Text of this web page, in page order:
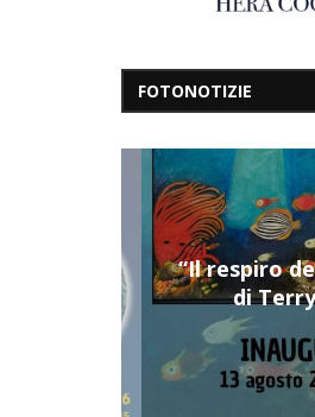
FOTONOTIZIE
“Il respiro del
di Terry